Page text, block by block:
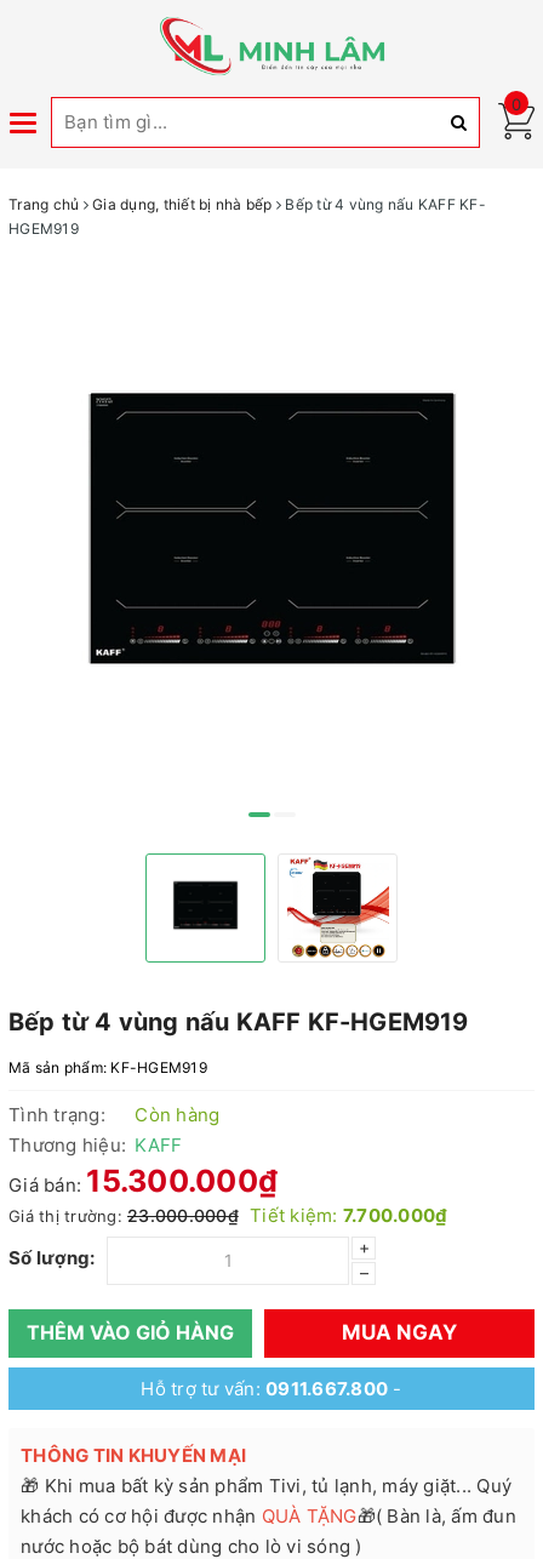
Toggle
0
Trang chủ Gia dụng, thiết bị nhà bếp
Bếp từ 4 vùng nấu KAFF KF-
HGEM919
Bếp từ 4 vùng nấu KAFF KF-HGEM919
Mã sản phẩm: KF-HGEM919
Tình trạng:
Còn hàng
Thương hiệu: KAFF
Giá bán: 15.300.000₫
Giá thị trường: 23.000.000₫ Tiết kiệm: 7.700.000₫
Số lượng:
+
–
THÊM VÀO GIỎ HÀNG MUA NGAY
Hỗ trợ tư vấn:0911.667.800 -
THÔNG TIN KHUYẾN MẠI
🎁 Khi mua bất kỳ sản phẩm Tivi, tủ lạnh, máy giặt... Quý
khách có cơ hội được nhận QUÀ TẶNG🎁( Bàn là, ấm đun
nước hoặc bộ bát dùng cho lò vi sóng )